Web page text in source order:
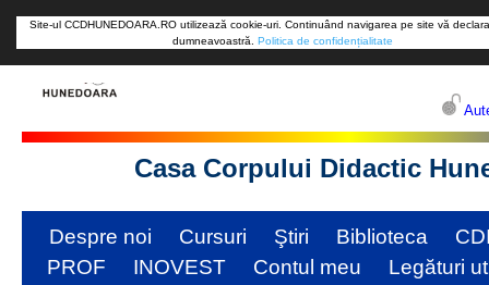
Site-ul CCDHUNEDOARA.RO utilizează cookie-uri. Continuând navigarea pe site vă
dumneavoastră. Politica de confidențialitate
Casa Corpului Didactic
Despre noi Cursuri Ştiri Biblioteca
PROF
INOVEST Contul meu
Legături